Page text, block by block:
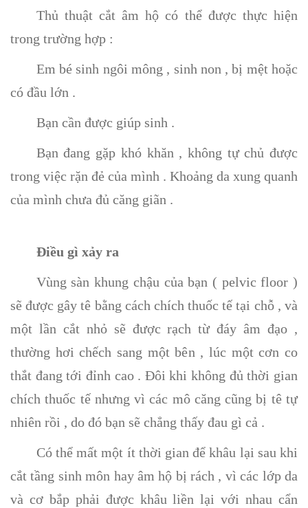
Thủ thuật cắt âm hộ có thể được thực hiện
trong trường hợp :
Em bé sinh ngôi mông , sinh non , bị mệt hoặc
có đầu lớn .
Bạn cần được giúp sinh .
Bạn đang gặp khó khăn , không tự chủ được
trong việc rặn đẻ của mình . Khoảng da xung quanh
của mình chưa đủ căng giãn .
Điều gì xảy ra
Vùng sàn khung chậu của bạn ( pelvic floor )
sẽ được gây tê bằng cách chích thuốc tế tại chỗ , và
một lần cắt nhỏ sẽ được rạch từ đáy âm đạo ,
thường hơi chếch sang một bên , lúc một cơn co
thắt đang tới đỉnh cao . Đôi khi không đủ thời gian
chích thuốc tế nhưng vì các mô căng cũng bị tê tự
nhiên rồi , do đó bạn sẽ chẳng thấy đau gì cả .
Có thể mất một ít thời gian để khâu lại sau khi
cắt tầng sinh môn hay âm hộ bị rách , vì các lớp da
và cơ bắp phải được khâu liền lại với nhau cẩn